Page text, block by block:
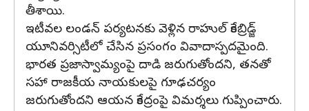
తీశాయి.
ఇటీవల లండన్ పర్యటనకు వెళ్లిన రాహుల్ కేంబ్రిడ్జ్
యూనివర్సిటీలో చేసిన ప్రసంగం వివాదాస్పదమైంది.
భారత ప్రజాస్వామ్యంపై దాడి జరుగుతోందని, తనతో
సహా రాజకీయ నాయకులపై గూఢచర్యం
జరుగుతోందని ఆయన కేంద్రంపై విమర్శలు గుప్పించారు.